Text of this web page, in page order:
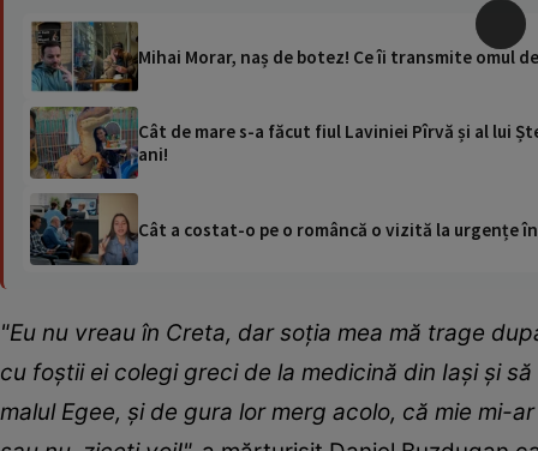
Mihai Morar, naș de botez! Ce îi transmite omul
Cât de mare s-a făcut fiul Laviniei Pîrvă și al lui
ani!
Cât a costat-o pe o româncă o vizită la urgențe
"Eu nu vreau în Creta, dar soția mea mă trage
cu foștii ei colegi greci de la medicină din Iași și
malul Egee, și de gura lor merg acolo, că mie mi-